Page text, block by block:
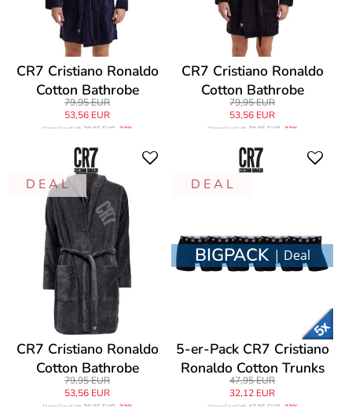
CR7 Cristiano Ronaldo
Cotton Bathrobe
79,95 EUR
53,56 EUR
Ursprünglich 79,95 EUR -33%
CR7 Cristiano Ronaldo
Cotton Bathrobe
79,95 EUR
53,56 EUR
Ursprünglich 79,95 EUR -33%
D E A L
CR7 Cristiano Ronaldo
Cotton Bathrobe
79,95 EUR
53,56 EUR
Ursprünglich 79,95 EUR -33%
D E A L
BIGPACK | Deal
5-er-Pack CR7 Cristiano
Ronaldo Cotton Trunks
47,95 EUR
32,12 EUR
Ursprünglich 47,95 EUR -33%